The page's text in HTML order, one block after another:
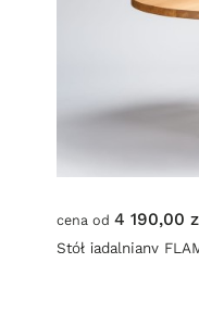
cena od 4 190,00
Stół jadalniany